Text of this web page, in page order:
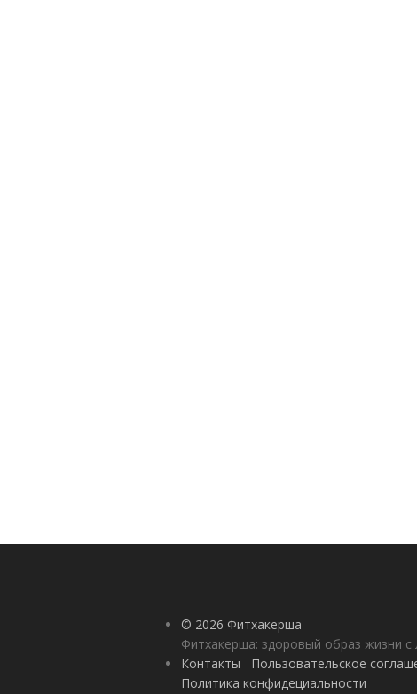
© 2026 Фитхакерша
Фитхакерша: здоровый образ жизни с
Контакты
Пользовательское
Политика конфидециальности